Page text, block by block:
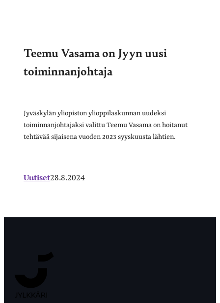
Teemu Vasama on Jyyn uusi
toiminnanjohtaja
Jyväskylän yliopiston ylioppilaskunnan uudeksi
toiminnanjohtajaksi valittu Teemu Vasama on hoitanut
tehtävää sijaisena vuoden 2023 syyskuusta lähtien.
Uutiset28.8.2024